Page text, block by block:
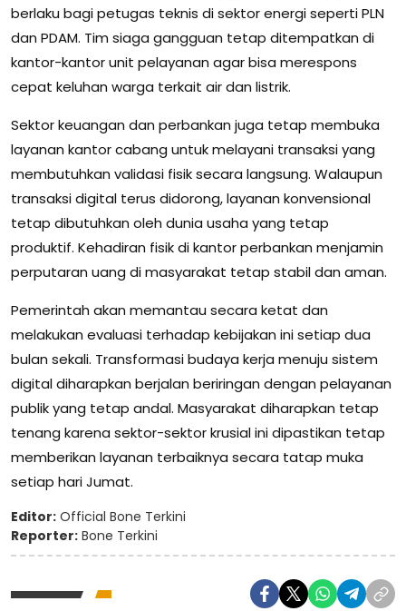
berlaku bagi petugas teknis di sektor energi seperti PLN
dan PDAM. Tim siaga gangguan tetap ditempatkan di
kantor-kantor unit pelayanan agar bisa merespons
cepat keluhan warga terkait air dan listrik.
Sektor keuangan dan perbankan juga tetap membuka
layanan kantor cabang untuk melayani transaksi yang
membutuhkan validasi fisik secara langsung. Walaupun
transaksi digital terus didorong, layanan konvensional
tetap dibutuhkan oleh dunia usaha yang tetap
produktif. Kehadiran fisik di kantor perbankan menjamin
perputaran uang di masyarakat tetap stabil dan aman.
Pemerintah akan memantau secara ketat dan
melakukan evaluasi terhadap kebijakan ini setiap dua
bulan sekali. Transformasi budaya kerja menuju sistem
digital diharapkan berjalan beriringan dengan pelayanan
publik yang tetap andal. Masyarakat diharapkan tetap
tenang karena sektor-sektor krusial ini dipastikan tetap
memberikan layanan terbaiknya secara tatap muka
setiap hari Jumat.
Editor: Official Bone Terkini
Reporter: Bone Terkini